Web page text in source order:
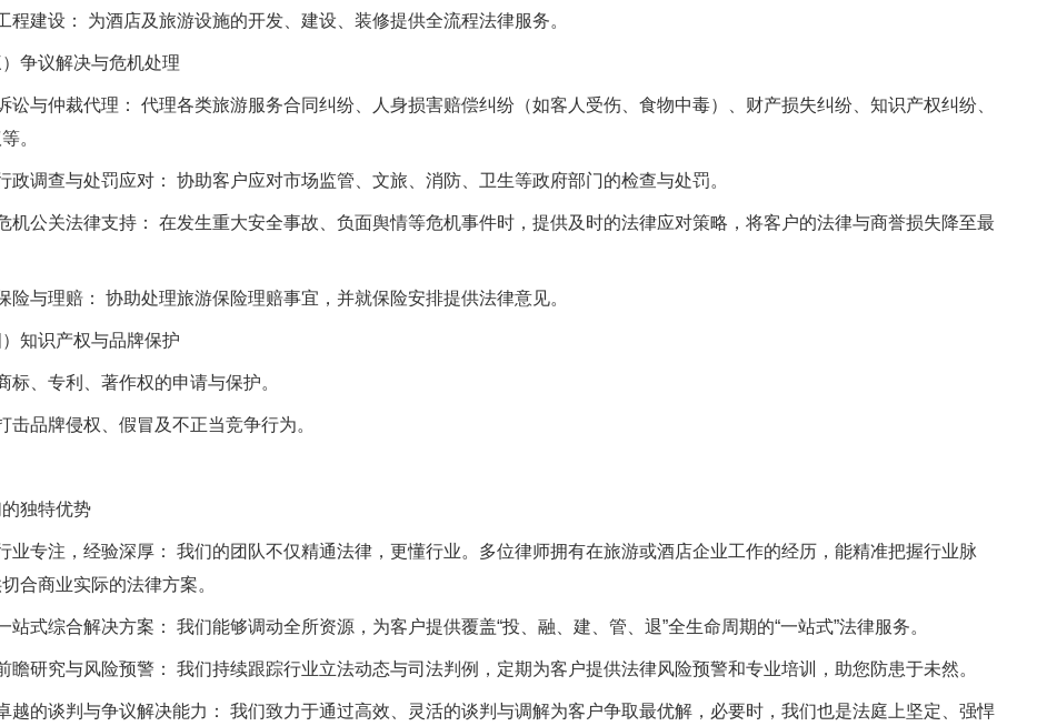
程建设： 为酒店及旅游设施的开发、建设、装修提供全流程法律服务。
）争议解决与危机处理
讼与仲裁代理： 代理各类旅游服务合同纠纷、人身损害赔偿纠纷（如客人受伤、食物中毒）、财产损失纠纷、知识产权纠纷、
。
政调查与处罚应对： 协助客户应对市场监管、文旅、消防、卫生等政府部门的检查与处罚。
机公关法律支持： 在发生重大安全事故、负面舆情等危机事件时，提供及时的法律应对策略，将客户的法律与商誉损失降至最
险与理赔： 协助处理旅游保险理赔事宜，并就保险安排提供法律意见。
）知识产权与品牌保护
标、专利、著作权的申请与保护。
击品牌侵权、假冒及不正当竞争行为。
独特优势
业专注，经验深厚： 我们的团队不仅精通法律，更懂行业。多位律师拥有在旅游或酒店企业工作的经历，能精准把握行业脉
合商业实际的法律方案。
站式综合解决方案： 我们能够调动全所资源，为客户提供覆盖“投、融、建、管、退”全生命周期的“一站式”法律服务。
瞻研究与风险预警： 我们持续跟踪行业立法动态与司法判例，定期为客户提供法律风险预警和专业培训，助您防患于未然。
越的谈判与争议解决能力： 我们致力于通过高效、灵活的谈判与调解为客户争取最优解，必要时，我们也是法庭上坚定、强悍